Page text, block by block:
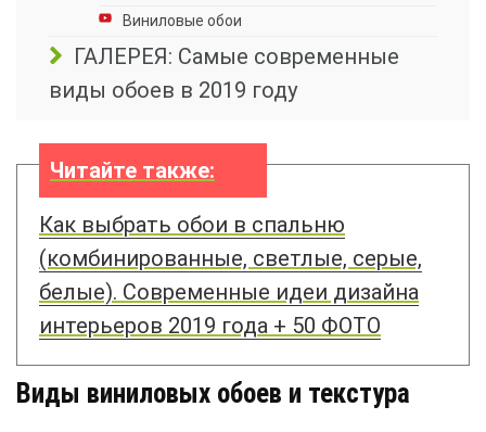
Виниловые обои
ГАЛЕРЕЯ: Самые современные
виды обоев в 2019 году
Читайте также:
Как выбрать обои в спальню
(комбинированные, светлые, серые,
белые). Современные идеи дизайна
интерьеров 2019 года + 50 ФОТО
Виды виниловых обоев и текстура